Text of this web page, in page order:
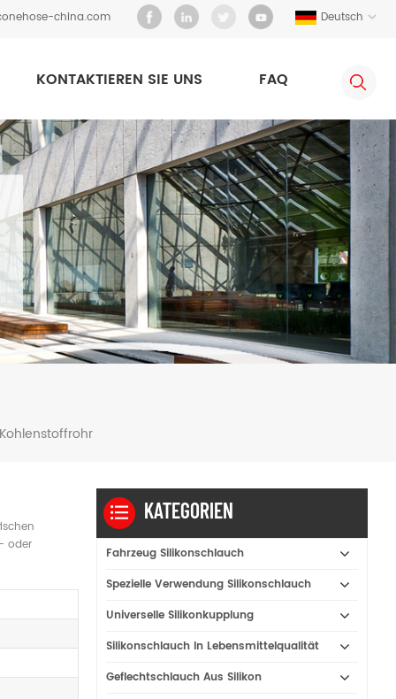
Deutsch
china.com
KONTAKTIEREN SIE UNS FAQ
oder
KATEGORIEN
Fahrzeug Silikonschlauch
Spezielle Verwendung Silikonschlauch
Universelle Silikonkupplung
Silikonschlauch In Lebensmittelqualität
Geflechtschlauch Aus Silikon